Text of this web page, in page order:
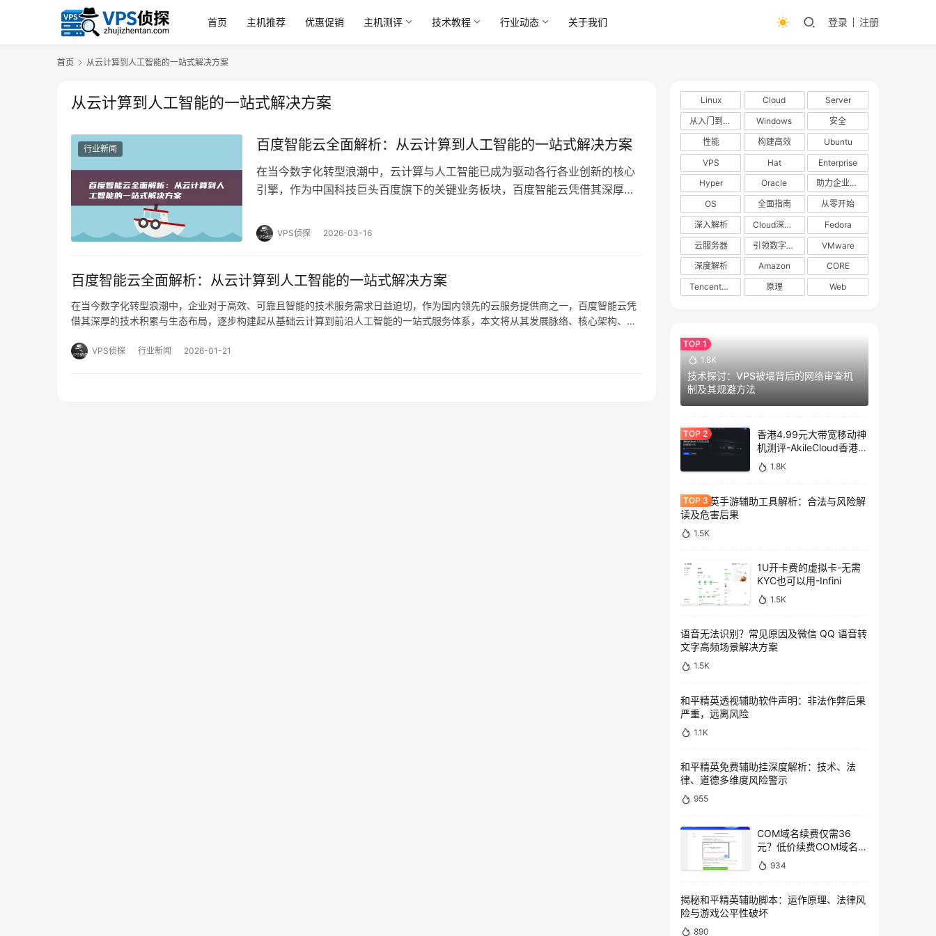
首页 主机推荐 优惠促销 主机测评 技术教程 行业动态 关于我们 登录 注册
首页 从云计算到人工智能的一站式解决方案
从云计算到人工智能的一站式解决方案
行业新闻 百度智能云全面解析：从云计算到人工智能的一站式解决方案
在当今数字化转型浪潮中，云计算与人工智能已成为驱动各行各业创新的核心
引擎，作为中国科技巨头百度旗下的关键业务板块，百度智能云凭借其深厚的
式解决方案体系，本文将从其发展脉络、核心架构、关键技术、行业应用及未
来展望等多个维度，对百度智能云进行全面解析，探讨其如何助力企业实…。
VPS侦探 2026-03-16
百度智能云全面解析：从云计算到人工智能的一站式解决方案
在当今数字化转型浪潮中，企业对于高效、可靠且智能的技术服务需求日益迫切，作为国内领先的云服务提供商之一，百度智能云凭
借其深厚的技术积累与生态布局，逐步构建起从基础云计算到前沿人工智能的一站式服务体系，本文将从其发展脉络、核心架构、关
VPS侦探 行业新闻 2026-01-21
Linux Cloud
Server
从入门到精通
Windows
安全
性能
构建高效
Ubuntu
VPS
Hat
Enterprise
Hyper
Oracle
助力企业数字化转型
OS
全面指南
从零开始
深入解析
Cloud深度解析
Fedora
云服务器
引领数字化转型
VMware
深度解析
Amazon
CORE
TencentOS
原理 Web
1.8K
技术探讨：VPS被墙背后的网络审查机
制及其规避方法
香港4.99元大带宽移动神
机测评-AkileCloud香港大
带宽服务器测评
1.8K
和平精英手游辅助工具解析：合法与风险解
读及危害后果
1.5K
1U开卡费的虚拟卡-无需
KYC也可以用-Infini
1.5K
语音无法识别？常见原因及微信 QQ 语音转
文字高频场景解决方案
1.5K
和平精英透视辅助软件声明：非法作弊后果
严重，远离风险
1.1K
和平精英免费辅助挂深度解析：技术、法
律、道德多维度风险警示
955
COM域名续费仅需36
元？低价续费COM域名教
程 934
揭秘和平精英辅助脚本：运作原理、法律风
险与游戏公平性破坏
890